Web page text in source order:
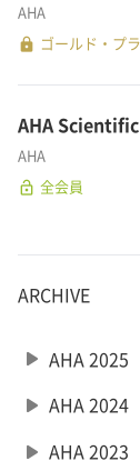
AHA
lock ゴールド・プ
AHA Scientific
AHA
lock_open 全会員
ARCHIVE
play_arrow AHA 2025
play_arrow AHA 2024
play_arrow AHA 2023